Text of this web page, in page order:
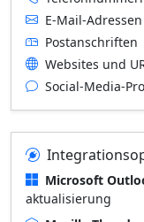
E-Mail-Adressen
Postanschriften
Websites und
Social-Media-
Microsoft
aktualisierung